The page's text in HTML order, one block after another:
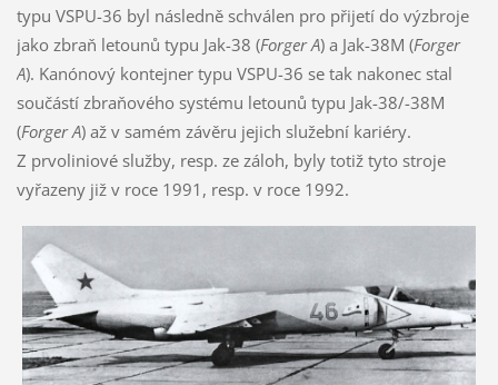
typu VSPU-36 byl následně schválen pro přijetí do výzbroje
jako zbraň letounů typu Jak-38 (Forger A) a Jak-38M (Forger
A). Kanónový kontejner typu VSPU-36 se tak nakonec stal
součástí zbraňového systému letounů typu Jak-38/-38M
(Forger A) až v samém závěru jejich služební kariéry.
Z prvoliniové služby, resp. ze záloh, byly totiž tyto stroje
vyřazeny již v roce 1991, resp. v roce 1992.